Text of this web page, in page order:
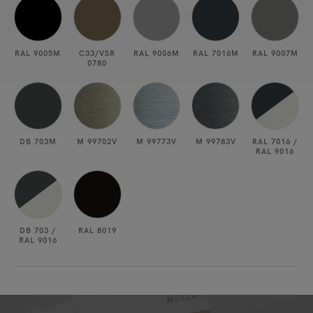
RAL 9005M
C33/VSR
0780
RAL 9006M RAL 7016M RAL 9007M
DB 703M M 99702V M 99773V M 99783V
RAL 7016 /
RAL 9016
DB 703 /
RAL 9016
RAL 8019